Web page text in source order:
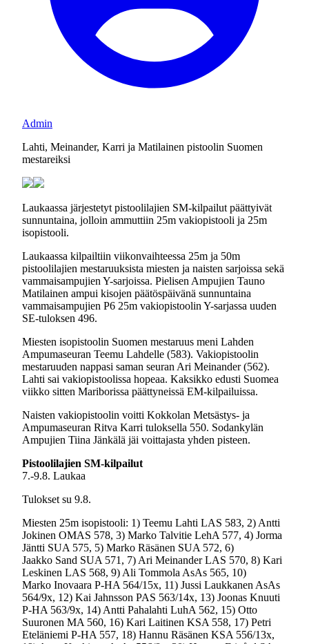
Admin
Lahti, Meinander, Karri ja Matilainen pistoolin Suomen
mestareiksi
Laukaassa järjestetyt pistoolilajien SM-kilpailut päättyivät
sunnuntaina, jolloin ammuttiin 25m vakiopistooli ja 25m
isopistooli.
Laukaassa kilpailtiin viikonvaihteessa 25m ja 50m
pistoolilajien mestaruuksista miesten ja naisten sarjoissa sekä
vammaisampujien Y-sarjoissa. Pielisen Ampujien Tauno
Matilainen ampui kisojen päätöspäivänä sunnuntaina
vammaisampujien P6 25m vakiopistoolin Y-sarjassa uuden
SE-tuloksen 496.
Miesten isopistoolin Suomen mestaruus meni Lahden
Ampumaseuran Teemu Lahdelle (583). Vakiopistoolin
mestaruuden nappasi saman seuran Ari Meinander (562).
Lahti sai vakiopistoolissa hopeaa. Kaksikko edusti Suomea
viikko sitten Mariborissa päättyneissä EM-kilpailuissa.
Naisten vakiopistoolin voitti Kokkolan Metsästys- ja
Ampumaseuran Ritva Karri tuloksella 550. Sodankylän
Ampujien Tiina Jänkälä jäi voittajasta yhden pisteen.
Pistoolilajien SM-kilpailut
7.-9.8. Laukaa
Tulokset su 9.8.
Miesten 25m isopistooli: 1) Teemu Lahti LAS 583, 2) Antti
Jokinen OMAS 578, 3) Marko Talvitie LehA 577, 4) Jorma
Jäntti SUA 575, 5) Marko Räsänen SUA 572, 6)
Jaakko Sand SUA 571, 7) Ari Meinander LAS 570, 8) Kari
Leskinen LAS 568, 9) Ali Tommola AsAs 565, 10)
Marko Inovaara P-HA 564/15x, 11) Jussi Laukkanen AsAs
564/9x, 12) Kai Jahnsson PAS 563/14x, 13) Joonas Knuuti
P-HA 563/9x, 14) Antti Pahalahti LuhA 562, 15) Otto
Suuronen MA 560, 16) Kari Laitinen KSA 558, 17) Petri
Eteläniemi P-HA 557, 18) Hannu Räsänen KSA 556/13x,